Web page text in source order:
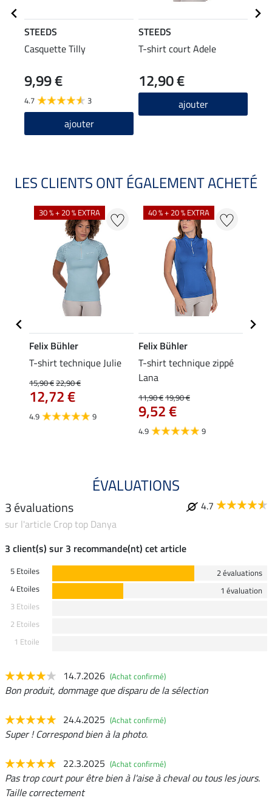
STEEDS
Casquette Tilly
9,99 €
4.7 3
ajouter
STEEDS
T-shirt court Adele
12,90 €
ajouter
LES CLIENTS ONT ÉGALEMENT ACHETÉ
30 % + 20 % EXTRA
Felix Bühler
T-shirt technique Julie
15,90 €22,90 €
12,72 €
4.9 9
40 % + 20 % EXTRA
Felix Bühler
T-shirt technique zippé
Lana
11,90 €19,90 €
9,52 €
4.9 9
ÉVALUATIONS
3 évaluations
4.7
sur l'article Crop top Danya
3 client(s) sur 3 recommande(nt) cet article
5 Etoiles
2 évaluations
4 Etoiles
1 évaluation
3 Etoiles
2 Etoiles
1 Etoile
14.7.2026 (Achat confirmé)
Bon produit, dommage que disparu de la sélection
24.4.2025 (Achat confirmé)
Super ! Correspond bien à la photo.
22.3.2025 (Achat confirmé)
Pas trop court pour être bien à l'aise à cheval ou tous les jours.
Taille correctement